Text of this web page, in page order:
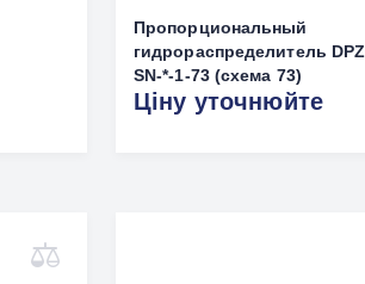
Пропорциональный
гидрораспределитель
SN-*-1-73 (схема 73)
Ціну уточнюйте